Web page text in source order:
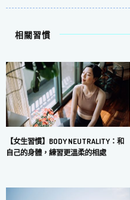
相關習慣
【女生習慣】BODY NEUTRALITY：和
自己的身體，練習更溫柔的相處